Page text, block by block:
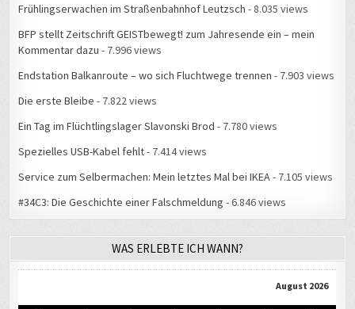
Frühlingserwachen im Straßenbahnhof Leutzsch - 8.035 views
BFP stellt Zeitschrift GEISTbewegt! zum Jahresende ein – mein
Kommentar dazu - 7.996 views
Endstation Balkanroute – wo sich Fluchtwege trennen - 7.903 views
Die erste Bleibe - 7.822 views
Ein Tag im Flüchtlingslager Slavonski Brod - 7.780 views
Spezielles USB-Kabel fehlt- 7.414 views
Service zum Selbermachen: Mein letztes Mal bei IKEA- 7.105 views
#34C3: Die Geschichte einer Falschmeldung - 6.846 views
WAS ERLEBTE ICH WANN?
August 2026